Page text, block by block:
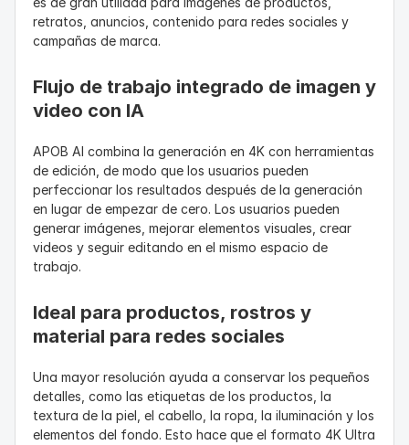
retratos, anuncios, contenido para redes sociales y
campañas de marca.
Flujo de trabajo integrado de imagen y
video con IA
APOB AI combina la generación en 4K con herramientas
de edición, de modo que los usuarios pueden
perfeccionar los resultados después de la generación
en lugar de empezar de cero. Los usuarios pueden
generar imágenes, mejorar elementos visuales, crear
videos y seguir editando en el mismo espacio de
trabajo.
Ideal para productos, rostros y
material para redes sociales
Una mayor resolución ayuda a conservar los pequeños
detalles, como las etiquetas de los productos, la
textura de la piel, el cabello, la ropa, la iluminación y los
elementos del fondo. Esto hace que el formato 4K Ultra